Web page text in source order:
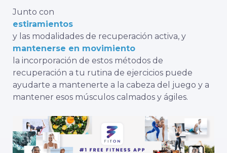
Junto con
estiramientos
y las modalidades de recuperación activa, y
mantenerse en movimiento
la incorporación de estos métodos de
recuperación a tu rutina de ejercicios puede
ayudarte a mantenerte a la cabeza del juego y a
mantener esos músculos calmados y ágiles.